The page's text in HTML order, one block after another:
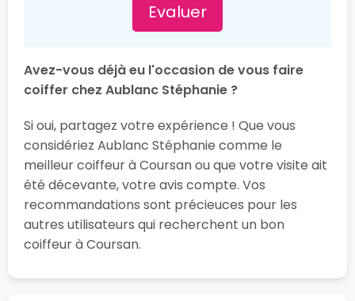
Evaluer
Avez-vous déjà eu l'occasion de vous faire
coiffer chez Aublanc Stéphanie ?
Si oui, partagez votre expérience ! Que vous
considériez Aublanc Stéphanie comme le
meilleur coiffeur à Coursan ou que votre visite ait
été décevante, votre avis compte. Vos
recommandations sont précieuces pour les
autres utilisateurs qui recherchent un bon
coiffeur à Coursan.